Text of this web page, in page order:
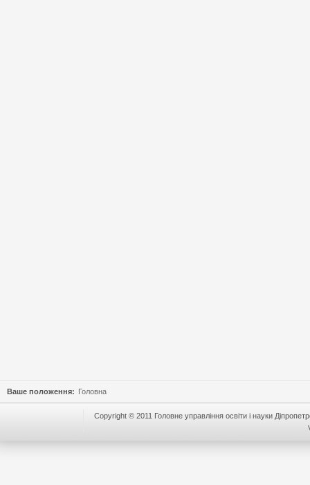
Ваше положення: Головна
Copyright © 2011 Головне управління освіти і науки